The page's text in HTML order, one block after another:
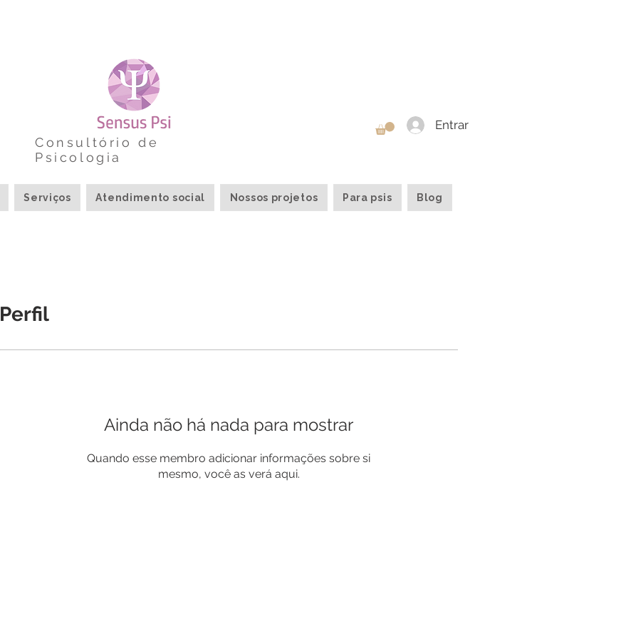
Consultório de
Psicologia
Entrar
Serviços Atendimento social Nossos projetos Para psis Blog
Perfil
Ainda não há nada para mostrar
Quando esse membro adicionar informações sobre si
mesmo, você as verá aqui.